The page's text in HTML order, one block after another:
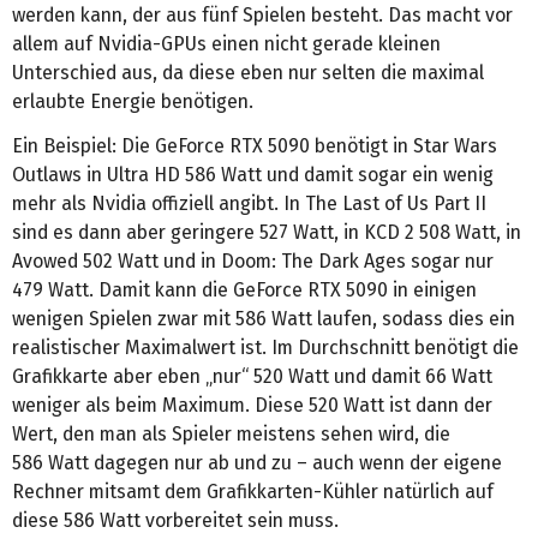
werden kann, der aus fünf Spielen besteht. Das macht vor
allem auf Nvidia-GPUs einen nicht gerade kleinen
Unterschied aus, da diese eben nur selten die maximal
erlaubte Energie benötigen.
Ein Beispiel: Die GeForce RTX 5090 benötigt in Star Wars
Outlaws in Ultra HD 586 Watt und damit sogar ein wenig
mehr als Nvidia offiziell angibt. In The Last of Us Part II
sind es dann aber geringere 527 Watt, in KCD 2 508 Watt, in
Avowed 502 Watt und in Doom: The Dark Ages sogar nur
479 Watt. Damit kann die GeForce RTX 5090 in einigen
wenigen Spielen zwar mit 586 Watt laufen, sodass dies ein
realistischer Maximalwert ist. Im Durchschnitt benötigt die
Grafikkarte aber eben „nur“ 520 Watt und damit 66 Watt
weniger als beim Maximum. Diese 520 Watt ist dann der
Wert, den man als Spieler meistens sehen wird, die
586 Watt dagegen nur ab und zu – auch wenn der eigene
Rechner mitsamt dem Grafikkarten-Kühler natürlich auf
diese 586 Watt vorbereitet sein muss.